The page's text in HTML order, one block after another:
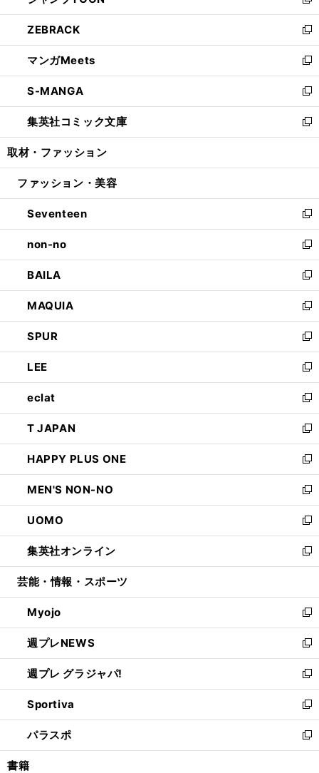
開
く
ウ
で
開
く
ン
ド
ウ
で
開
く
ウ
ィ
ン
ド
ウ
で
開
く
し
い
ウ
ィ
ン
ド
ウ
で
開
ZEBRACK
新
し
い
ウ
ィ
ン
ド
ウ
開
マンガMeets
新
し
い
ウ
ィ
ン
ウ
開
く
S-MANGA
新
し
い
ウ
ン
ウ
で
開
く
集英社コミック文庫
新
し
ウ
ン
ド
ウ
で
開
く
取材・ファッション
ファッション・美容
Seventeen
新
し
い
ウ
ィ
ン
ド
ウ
で
開
く
non-no
新
し
い
ウ
ィ
ン
ド
ウ
で
開
く
BAILA
新
し
い
ウ
ィ
ン
ド
ウ
で
開
く
MAQUIA
新
し
い
ウ
ィ
ン
ド
ウ
で
開
く
SPUR
新
し
い
ウ
ィ
ン
ド
ウ
で
開
く
LEE
新
し
い
ウ
ィ
ン
ド
ウ
で
開
く
eclat
新
し
い
ウ
ィ
ン
ド
ウ
で
開
く
T JAPAN
新
し
い
ウ
ィ
ン
ド
ウ
で
開
HAPPY PLUS ONE
新
し
い
ウ
ィ
ン
ド
ウ
開
く
MEN'S NON-NO
新
し
い
ウ
ィ
ン
ウ
で
開
く
UOMO
新
し
い
ウ
ン
ド
ウ
で
開
く
集英社オンライン
新
し
ウ
ィ
ン
ド
ウ
で
開
く
芸能・情報・スポーツ
Myojo
新
し
い
ウ
ィ
ン
ド
ウ
で
開
週プレNEWS
新
し
い
ウ
ィ
ン
ド
ウ
週プレ グラジャパ!
新
し
い
ウ
ィ
ン
Sportiva
新
し
い
ウ
パラスポ
新
し
書籍